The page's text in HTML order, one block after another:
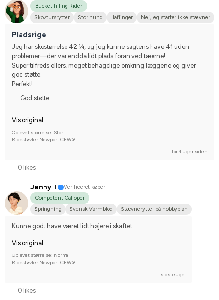
Bucket filling Rider
Skovtursrytter
Stor hund Haflinger Nej, jeg starter ikke stævner
Pladsrige
Jeg har skostørrelse 42 ¼, og jeg kunne sagtens have 41 uden
problemer—der var endda lidt plads foran ved tæerne!
Super tilfreds ellers, meget behagelige omkring læggene og giver
god støtte.
Perfekt!
God støtte
Vis original
Oplevet størrelse: Stor
Ridestøvler Newport CRW®
for 4 uger siden
0 likes
Jenny T
Verificeret køber
Competent Galloper
Springning
Svensk Varmblod Stævnerytter på hobbyplan
Kunne godt have været lidt højere i skaftet
Vis original
Oplevet størrelse: Normal
Ridestøvler Newport CRW®
sidste uge
0 likes